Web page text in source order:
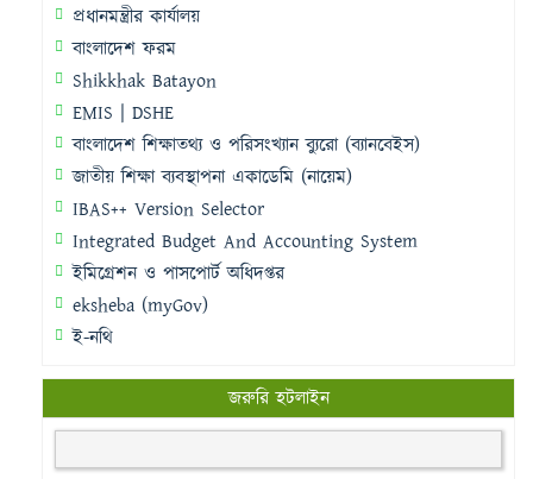
প্রধানমন্ত্রীর কার্যালয়
বাংলাদেশ ফরম
Shikkhak Batayon
EMIS | DSHE
বাংলাদেশ শিক্ষাতথ্য ও পরিসংখ্যান ব্যুরো (ব্যানবেইস)
জাতীয় শিক্ষা ব্যবস্থাপনা একাডেমি (নায়েম)
IBAS++ Version Selector
Integrated Budget And Accounting System
ইমিগ্রেশন ও পাসপোর্ট অধিদপ্তর
eksheba (myGov)
ই-নথি
জরুরি হটলাইন